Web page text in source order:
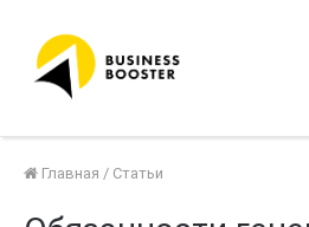
Главная / Статьи